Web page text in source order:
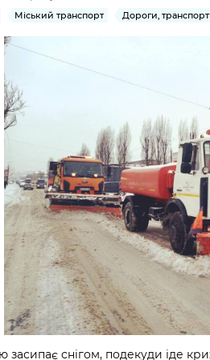
та розпорядження
розпоряджень, що
на погодженні
Лікарні
Освіта
Дороги,
парковки
Міський транспорт Дороги,
засипає снігом, подекуди іде